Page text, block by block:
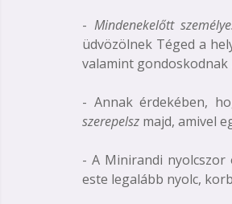
- Mindenekelőtt
üdvözölnek Téged a
valamint gondoskodnak
- Annak érdekében,
szerepelsz majd, amivel
- A Minirandi nyolcszor
este legalább nyolc,